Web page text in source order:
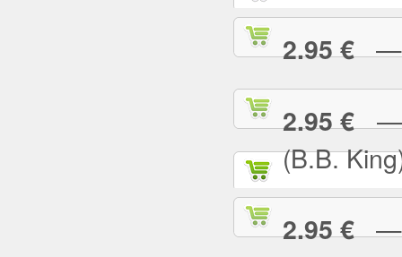
2.95 €— I
2.95 €— I
(B.B.
2.95 €— I